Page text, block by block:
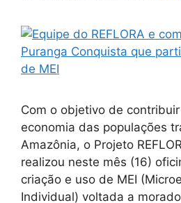
Com o objetivo de
economia das populações
Amazônia, o Projeto
realizou neste mês (16)
criação e uso de MEI
Individual) voltada a